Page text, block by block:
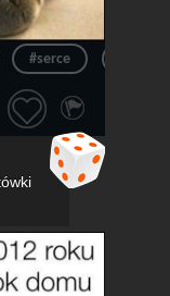
#serce